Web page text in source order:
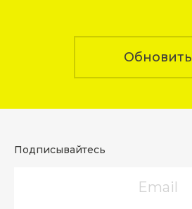
Обновить
Подписывайтесь